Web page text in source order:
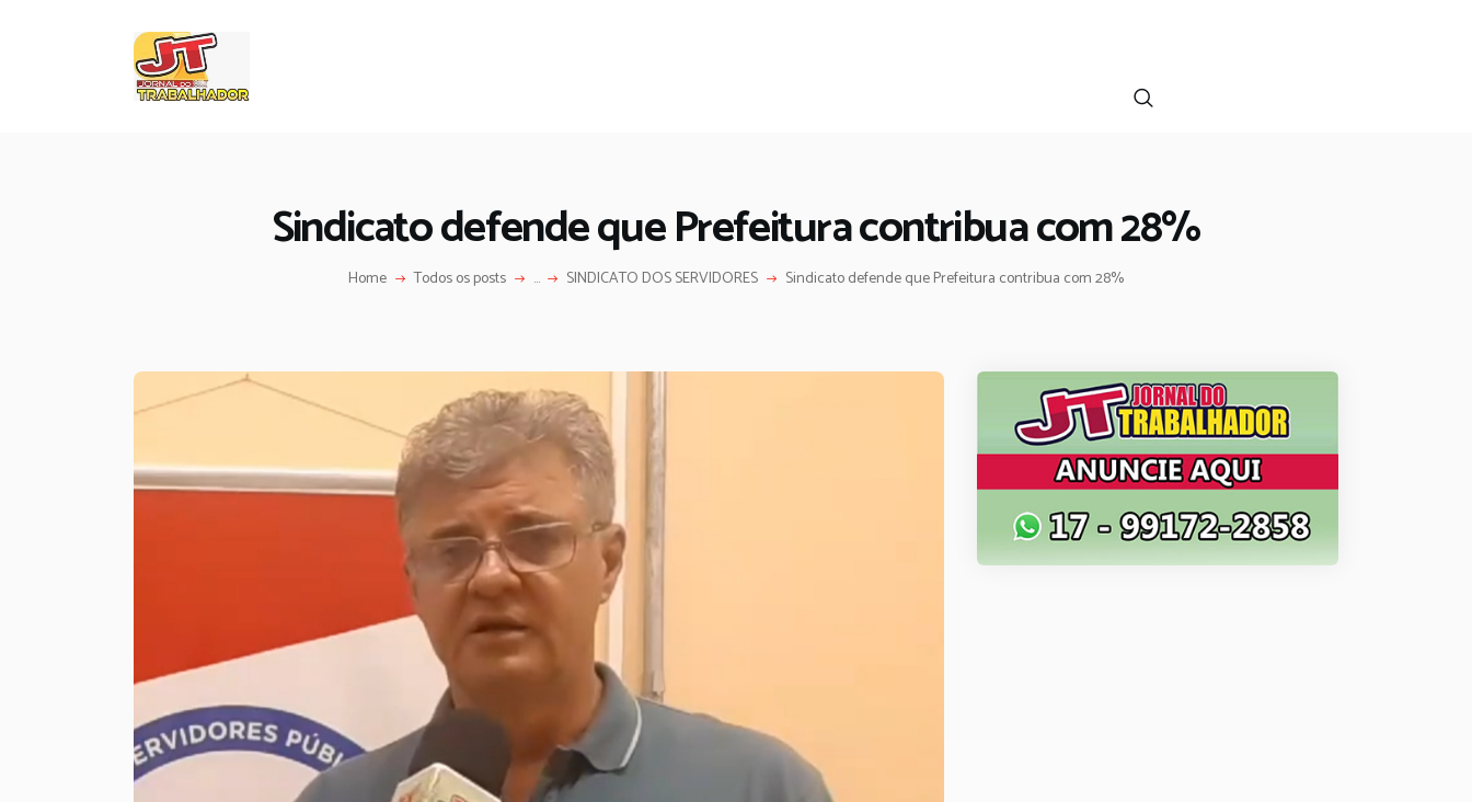
Sindicato defende que Prefeitura contribua com 28%
Home Todos os posts ... SINDICATO DOS SERVIDORES Sindicato defende que Prefeitura contribua com 28%